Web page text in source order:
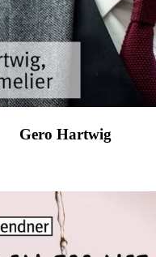
Gero Hartwig